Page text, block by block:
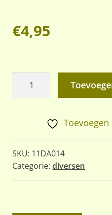
€4,95
SKU: 11DA014
Categorie:diversen